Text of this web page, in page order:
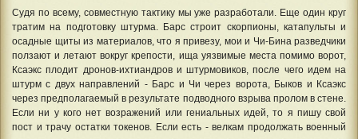
Судя по всему, совместную тактику мы уже разработали. Еще один круг
тратим на подготовку штурма. Барс строит скорпионы, катапульты и
осадные щиты из материалов, что я привезу, мои и Чи-Бина разведчики
ползают и летают вокруг крепости, ища уязвимые места помимо ворот,
Ксаэкс плодит дронов-ихтиандров и штурмовиков, после чего идем на
штурм с двух направлений - Барс и Чи через ворота, Быков и Ксаэкс
через предполагаемый в результате подводного взрыва пролом в стене.
Если ни у кого нет возражений или гениальных идей, то я пишу свой
пост и трачу остатки токенов. Если есть - велкам продолжать военный